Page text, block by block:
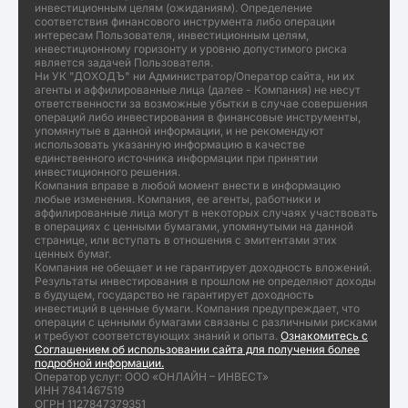
инвестиционным целям (ожиданиям). Определение
соответствия финансового инструмента либо операции
интересам Пользователя, инвестиционным целям,
инвестиционному горизонту и уровню допустимого риска
является задачей Пользователя.
Ни УК "ДОХОДЪ" ни Администратор/Оператор сайта, ни их
агенты и аффилированные лица (далее - Компания) не несут
ответственности за возможные убытки в случае совершения
операций либо инвестирования в финансовые инструменты,
упомянутые в данной информации, и не рекомендуют
использовать указанную информацию в качестве
единственного источника информации при принятии
инвестиционного решения.
Компания вправе в любой момент внести в информацию
любые изменения. Компания, ее агенты, работники и
аффилированные лица могут в некоторых случаях участвовать
в операциях с ценными бумагами, упомянутыми на данной
странице, или вступать в отношения с эмитентами этих
ценных бумаг.
Компания не обещает и не гарантирует доходность вложений.
Результаты инвестирования в прошлом не определяют доходы
в будущем, государство не гарантирует доходность
инвестиций в ценные бумаги. Компания предупреждает, что
операции с ценными бумагами связаны с различными рисками
и требуют соответствующих знаний и опыта. Ознакомитесь с
Соглашением об использовании сайта для получения более
подробной информации.
Оператор услуг: ООО «ОНЛАЙН – ИНВЕСТ»
ИНН 7841467519
ОГРН 1127847379351